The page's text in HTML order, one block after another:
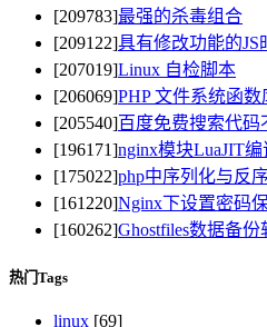
[209783]最强的杀毒组合
[209122]具有修改功能的JS
[207019]Linux 自检脚本
[206069]PHP 文件系统函数
[205540]百度免费搜索代码
[196171]nginx模块LuaJIT
[175022]php中序列化与反
[161220]Nginx下设置密码
[160262]Ghostfiles数据备
热门Tags
linux [69]